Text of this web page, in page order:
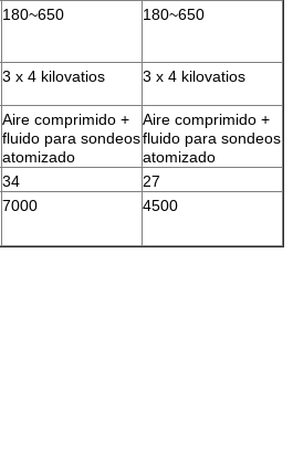
180~650 180~650
3 x 4 kilovatios 3 x 4 kilovatios
Aire comprimido +
fluido para sondeos
atomizado
Aire comprimido +
fluido para sondeos
atomizado
34
27
7000 4500